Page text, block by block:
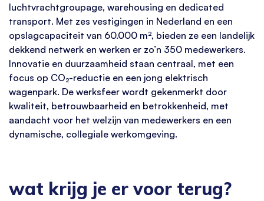
luchtvrachtgroupage, warehousing en dedicated
transport. Met zes vestigingen in Nederland en een
opslagcapaciteit van 60.000 m², bieden ze een landelijk
dekkend netwerk en werken er zo’n 350 medewerkers.
Innovatie en duurzaamheid staan centraal, met een
focus op CO₂-reductie en een jong elektrisch
wagenpark. De werksfeer wordt gekenmerkt door
kwaliteit, betrouwbaarheid en betrokkenheid, met
aandacht voor het welzijn van medewerkers en een
dynamische, collegiale werkomgeving.
wat krijg je er voor terug?